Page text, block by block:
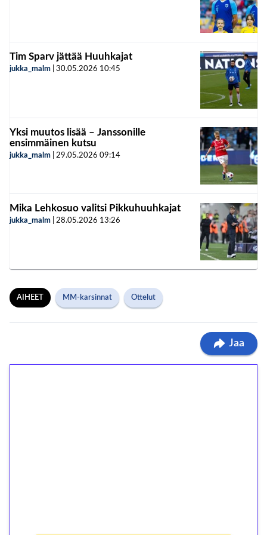
Tim Sparv jättää Huuhkajat
jukka_malm 30.05.2026 10:45
Yksi muutos lisää – Janssonille
ensimmäinen kutsu
jukka_malm 29.05.2026 09:14
Mika Lehkosuo valitsi Pikkuhuuhkajat
jukka_malm 28.05.2026 13:26
AIHEET MM-karsinnat Ottelut
Jaa